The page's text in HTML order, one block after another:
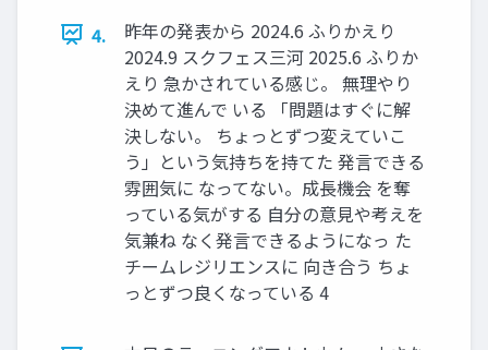
4.
昨年の発表から 2024.6 ふりかえり
2024.9 スクフェス三河 2025.6 ふりか
えり 急かされている感じ。 無理やり
決めて進んで いる 「問題はすぐに解
決しない。 ちょっとずつ変えていこ
う」という気持ちを持てた 発言できる
雰囲気に なってない。成長機会 を奪
っている気がする 自分の意見や考えを
気兼ね なく発言できるようになっ た
チームレジリエンスに 向き合う ちょ
っとずつ良くなっている 4